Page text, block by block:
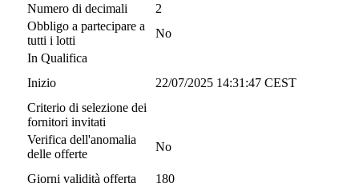
Numero di decimali
2
Obbligo a partecipare a
tutti i lotti
No
In Qualifica
Inizio
22/07/2025 14:31:47 CEST
Criterio di selezione dei
fornitori invitati
Verifica dell'anomalia
delle offerte
No
Giorni validità offerta
180